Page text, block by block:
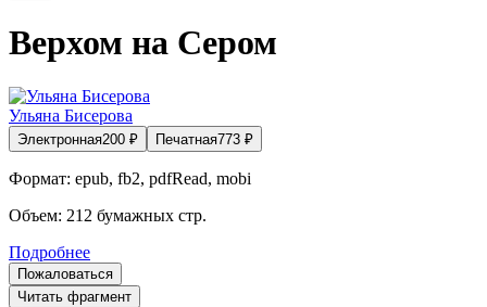
Верхом на Сером
Ульяна Бисерова
Электронная200 ₽ Печатная773 ₽
Формат: epub, fb2, pdfRead, mobi
Объем: 212 бумажных стр.
Подробнее
Пожаловаться
Читать фрагмент